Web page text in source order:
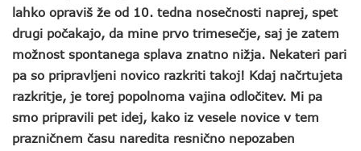
lahko opraviš že od 10. tedna nosečnosti naprej, spet
drugi počakajo, da mine prvo trimesečje, saj je zatem
možnost spontanega splava znatno nižja. Nekateri pari
pa so pripravljeni novico razkriti takoj! Kdaj načrtujeta
razkritje, je torej popolnoma vajina odločitev. Mi pa
smo pripravili pet idej, kako iz vesele novice v tem
prazničnem času naredita resnično nepozaben